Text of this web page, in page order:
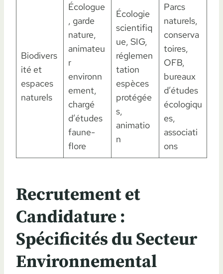
Biodivers
ité et
espaces
naturels
Écologue
, garde
nature,
animateu
r
environn
ement,
chargé
d’études
faune-
flore
Écologie
scientifiq
ue, SIG,
réglemen
tation
espèces
protégée
s,
animatio
n
Parcs
naturels,
conserva
toires,
OFB,
bureaux
d’études
écologiqu
es,
associati
ons
Recrutement et
Candidature :
Spécificités du Secteur
Environnemental